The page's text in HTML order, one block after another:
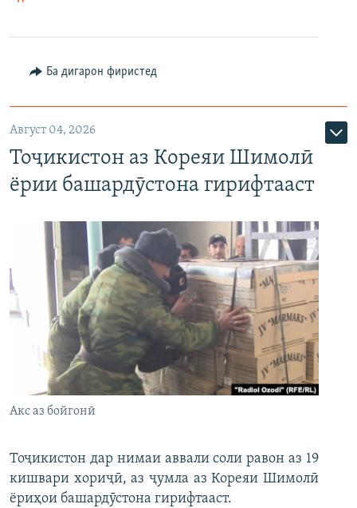
Ба дигарон фиристед
Август 04, 2026
Тоҷикистон аз Кореяи Шимолӣ
ёрии башардӯстона гирифтааст
Акс аз бойгонӣ
Тоҷикистон дар нимаи аввали соли равон аз 19
кишвари хориҷӣ, аз ҷумла аз Кореяи Шимолӣ
ёриҳои башардӯстона гирифтааст.